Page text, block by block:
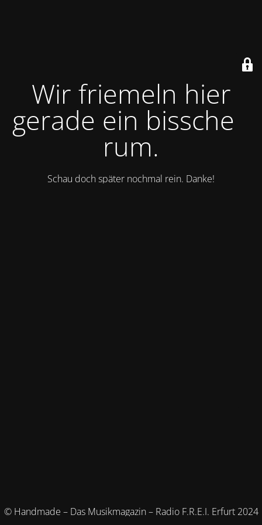
Wir friemeln hier
gerade ein bisschen
rum.
Schau doch später nochmal rein. Danke!
© Handmade – Das Musikmagazin – Radio F.R.E.I. Erfurt 2024